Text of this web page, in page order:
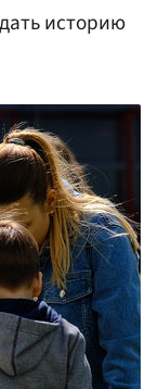
историю